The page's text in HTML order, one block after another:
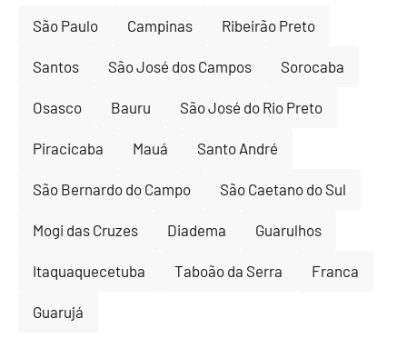
São Paulo Campinas Ribeirão Preto
Santos São José dos Campos Sorocaba
Osasco Bauru São José do Rio Preto
Piracicaba Mauá Santo André
São Bernardo do Campo São Caetano do Sul
Mogi das Cruzes Diadema Guarulhos
Itaquaquecetuba Taboão da Serra Franca
Guarujá